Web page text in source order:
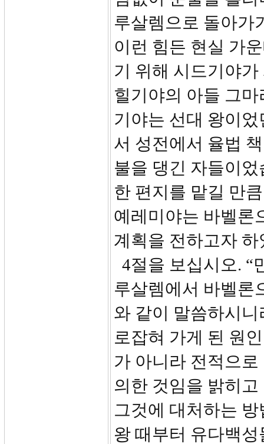
루살렘으로 돌아가
이런 힘든 현실 가
기 위해 시드기야
힐기야의 아들 그
기야는 선대 왕이
서 성전에서 율법
불을 댕긴 자들이
한 편지를 맡길 만
예레미야는 바벨론
계획을 전하고자 하
4절을 보십시오. “
루살렘에서 바벨론
와 같이 말씀하시
로잡혀 가게 된 원
가 아니라 전적으
의한 것임을 밝히
그것에 대처하는
왕 때부터 유다백